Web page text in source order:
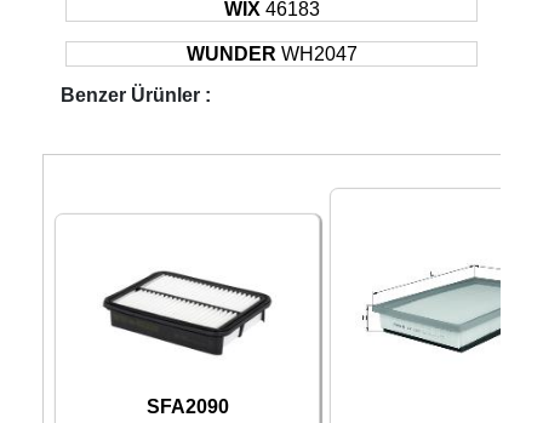
WIX 46183
WUNDER WH2047
Benzer Ürünler :
SFA2090